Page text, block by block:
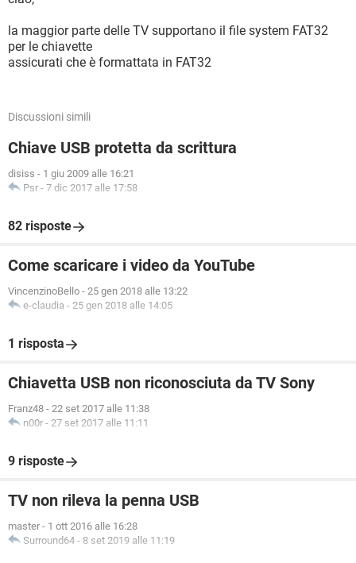
la maggior parte delle TV supportano il file system FAT32
per le chiavette
assicurati che è formattata in FAT32
Discussioni simili
Chiave USB protetta da scrittura
disiss - 1 giu 2009 alle 16:21
Psr - 7 dic 2017 alle 17:58
82 risposte
Come scaricare i video da YouTube
VincenzinoBello - 25 gen 2018 alle 13:22
e-claudia - 25 gen 2018 alle 14:05
1 risposta
Chiavetta USB non riconosciuta da TV Sony
Franz48 - 22 set 2017 alle 11:38
n00r - 27 set 2017 alle 11:11
9 risposte
TV non rileva la penna USB
master - 1 ott 2016 alle 16:28
Surround64 - 8 set 2019 alle 11:19